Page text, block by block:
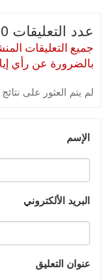
عدد التعليقات 0
جميع التعليقات
بالضرورة عن رأي
لم يتم العثور على نتائج
الإسم
البريد الألكتروني
عنوان التعليق